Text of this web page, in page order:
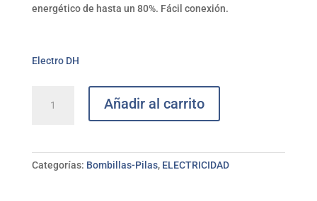
energético de hasta un 80%. Fácil conexión.
Electro DH
ELECTRO
Añadir al carrito
Categorías: Bombillas-Pilas, ELECTRICIDAD